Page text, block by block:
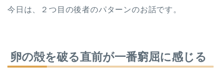
今日は、２つ目の後者のパターンのお話です。
卵の殻を破る直前が一番窮屈に感じる